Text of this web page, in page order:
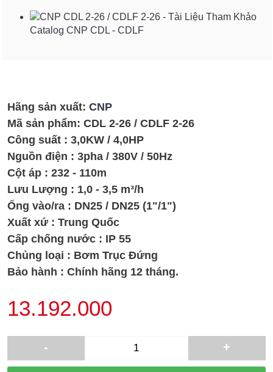
Catalog CNP CDL - CDLF
Hãng sản xuất: CNP
Mã sản phẩm: CDL 2-26 / CDLF 2-26
Công suất : 3,0KW / 4,0HP
Nguồn điện : 3pha / 380V / 50Hz
Cột áp : 232 - 110m
Lưu Lượng : 1,0 - 3,5 m³/h
Ống vào/ra : DN25 / DN25 (1"/1")
Xuất xứ : Trung Quốc
Cấp chống nước : IP 55
Chủng loại : Bơm Trục Đứng
Bảo hành : Chính hãng 12 tháng.
13.192.000
- +